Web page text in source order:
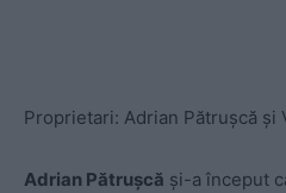
Proprietari: Adrian Pătrușcă și
Adrian Pătrușcă și-a început